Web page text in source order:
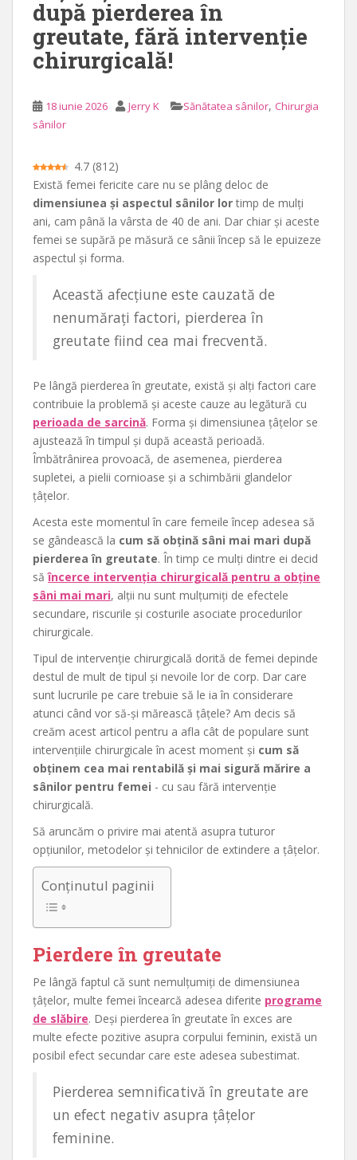
după pierderea în
greutate, fără intervenție
chirurgicală!
18 iunie 2026 Jerry K Sănătatea sânilor, Chirurgia
sânilor
4.7 (812)
Există femei fericite care nu se plâng deloc de
dimensiunea și aspectul sânilor lor timp de mulți
ani, cam până la vârsta de 40 de ani. Dar chiar și aceste
femei se supără pe măsură ce sânii încep să le epuizeze
aspectul și forma.
Această afecțiune este cauzată de
nenumărați factori, pierderea în
greutate fiind cea mai frecventă.
Pe lângă pierderea în greutate, există și alți factori care
contribuie la problemă și aceste cauze au legătură cu
perioada de sarcină. Forma și dimensiunea țâțelor se
ajustează în timpul și după această perioadă.
Îmbătrânirea provoacă, de asemenea, pierderea
supletei, a pielii cornioase și a schimbării glandelor
țâțelor.
Acesta este momentul în care femeile încep adesea să
se gândească la cum să obțină sâni mai mari după
pierderea în greutate. În timp ce mulți dintre ei decid
săîncerce intervenția chirurgicală pentru a obține
sâni mai mari, alții nu sunt mulțumiți de efectele
secundare, riscurile și costurile asociate procedurilor
chirurgicale.
Tipul de intervenție chirurgicală dorită de femei depinde
destul de mult de tipul și nevoile lor de corp. Dar care
sunt lucrurile pe care trebuie să le ia în considerare
atunci când vor să-și mărească țâțele? Am decis să
creăm acest articol pentru a afla cât de populare sunt
intervențiile chirurgicale în acest moment și cum să
obținem cea mai rentabilă și mai sigură mărire a
sânilor pentru femei - cu sau fără intervenție
chirurgicală.
Să aruncăm o privire mai atentă asupra tuturor
opțiunilor, metodelor și tehnicilor de extindere a țâțelor.
Conținutul paginii
Pierdere în greutate
Pe lângă faptul că sunt nemulțumiți de dimensiunea
țâțelor, multe femei încearcă adesea diferite programe
de slăbire. Deși pierderea în greutate în exces are
multe efecte pozitive asupra corpului feminin, există un
posibil efect secundar care este adesea subestimat.
Pierderea semnificativă în greutate are
un efect negativ asupra țâțelor
feminine.